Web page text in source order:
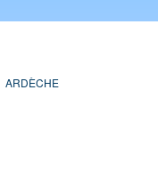
ARDÈCHE